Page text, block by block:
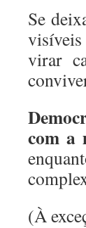
Se
virar
com a
(À